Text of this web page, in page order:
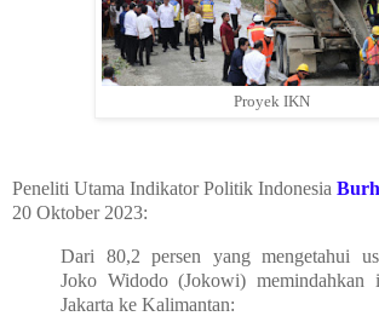
Proyek IKN
Peneliti Utama Indikator Politik Indonesia
20 Oktober 2023:
Dari 80,2 persen yang mengetahui
Joko Widodo (Jokowi) memindahkan
Jakarta ke Kalimantan: